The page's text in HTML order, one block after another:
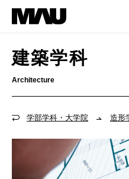
学部学科・大学院 造形
建築学科
Architecture